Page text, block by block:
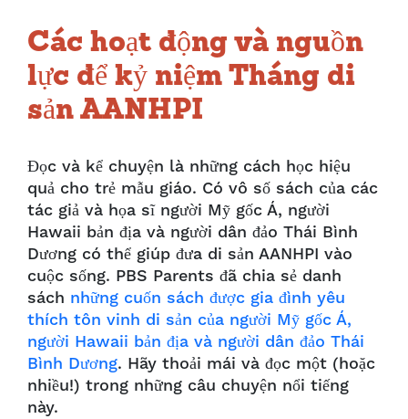
Các hoạt động và nguồn
lực để kỷ niệm Tháng di
sản AANHPI
Đọc và kể chuyện là những cách học hiệu
quả cho trẻ mẫu giáo. Có vô số sách của các
tác giả và họa sĩ người Mỹ gốc Á, người
Hawaii bản địa và người dân đảo Thái Bình
Dương có thể giúp đưa di sản AANHPI vào
cuộc sống. PBS Parents đã chia sẻ danh
sách những cuốn sách được gia đình yêu
thích tôn vinh di sản của người Mỹ gốc Á,
người Hawaii bản địa và người dân đảo Thái
Bình Dương. Hãy thoải mái và đọc một (hoặc
nhiều!) trong những câu chuyện nổi tiếng
này.